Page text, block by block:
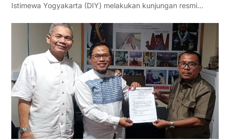
Istimewa Yogyakarta (DIY) melakukan kunjungan resmi…